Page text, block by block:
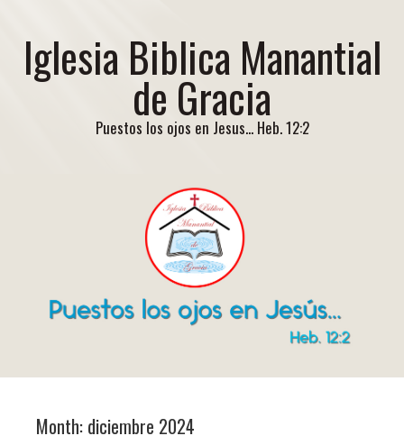
Iglesia Biblica Manantial
de Gracia
Puestos los ojos en Jesus... Heb. 12:2
Month: diciembre 2024